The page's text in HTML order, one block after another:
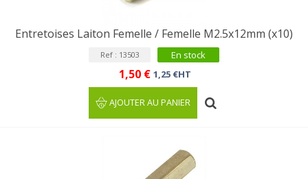
Entretoises Laiton Femelle / Femelle M2.5x12mm (x10)
Ref : 13503 En stock
1,50 € 1,25 €HT
AJOUTER AU PANIER